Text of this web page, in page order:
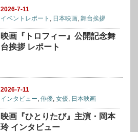
2026-7-11
イベントレポート , 日本映画,舞台挨拶
映画『トロフィー』公開記念舞
台挨拶 レポート
2026-7-11
インタビュー ,俳優 ,女優 日本映画
映画『ひとりたび』主演・岡本
玲 インタビュー